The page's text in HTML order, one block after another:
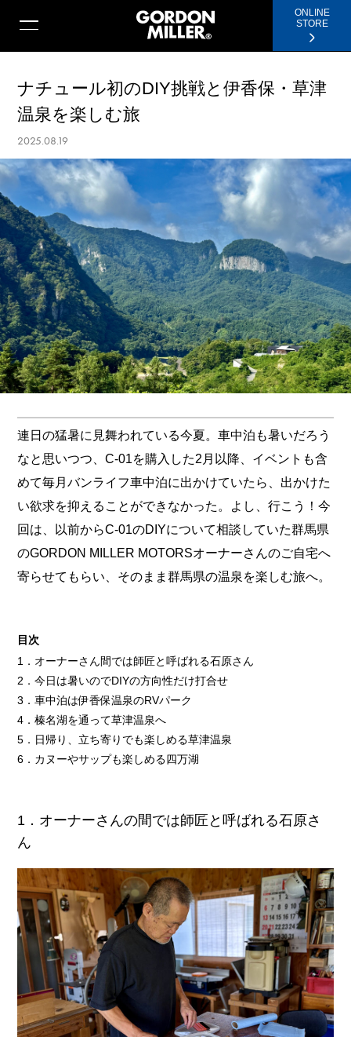
ONLINE
STORE
ナチュール初のDIY挑戦と伊香保・草津
温泉を楽しむ旅
2025.08.19
連日の猛暑に見舞われている今夏。車中泊も暑いだろう
なと思いつつ、C-01を購入した2月以降、イベントも含
めて毎月バンライフ車中泊に出かけていたら、出かけた
い欲求を抑えることができなかった。よし、行こう！今
回は、以前からC-01のDIYについて相談していた群馬県
のGORDON MILLER MOTORSオーナーさんのご自宅へ
寄らせてもらい、そのまま群馬県の温泉を楽しむ旅へ。
目次
1．オーナーさん間では師匠と呼ばれる石原さん
2．今日は暑いのでDIYの方向性だけ打合せ
3．車中泊は伊香保温泉のRVパーク
4．榛名湖を通って草津温泉へ
5．日帰り、立ち寄りでも楽しめる草津温泉
6．カヌーやサップも楽しめる四万湖
1．オーナーさんの間では師匠と呼ばれる石原さ
ん